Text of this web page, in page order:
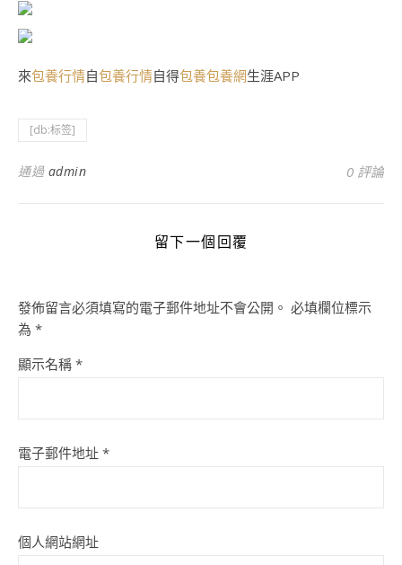
來包養行情自包養行情自得包養包養網生涯APP
[db:标签]
通過 admin 0 評論
留下一個回覆
發佈留言必須填寫的電子郵件地址不會公開。 必填欄位標示
為 *
顯示名稱 *
電子郵件地址 *
個人網站網址